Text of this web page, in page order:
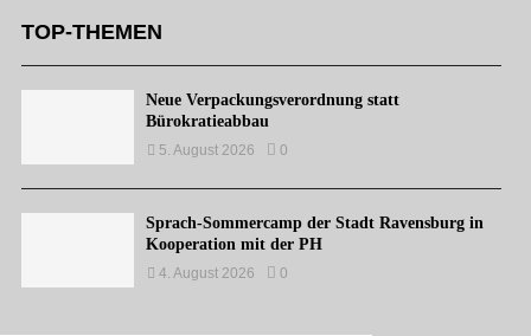
TOP-THEMEN
Neue Verpackungsverordnung statt
Bürokratieabbau
5. August 2026 0
Sprach-Sommercamp der Stadt Ravensburg in
Kooperation mit der PH
4. August 2026 0